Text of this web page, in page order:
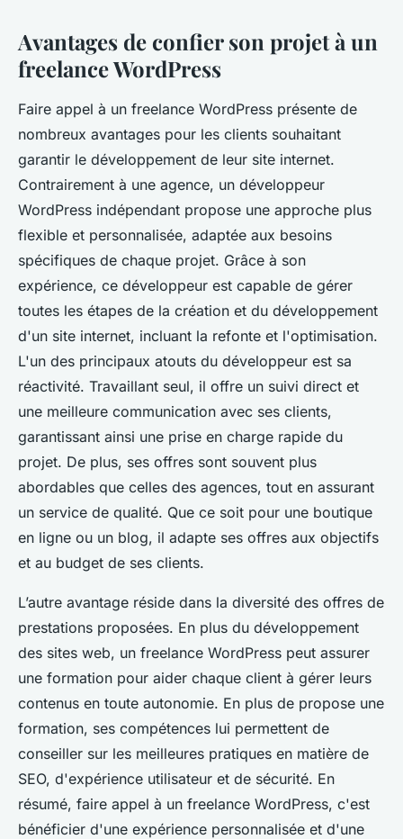
Avantages de confier son projet à un
freelance WordPress
Faire appel à un freelance WordPress présente de
nombreux avantages pour les clients souhaitant
garantir le développement de leur site internet.
Contrairement à une agence, un développeur
WordPress indépendant propose une approche plus
flexible et personnalisée, adaptée aux besoins
spécifiques de chaque projet. Grâce à son
expérience, ce développeur est capable de gérer
toutes les étapes de la création et du développement
d'un site internet, incluant la refonte et l'optimisation.
L'un des principaux atouts du développeur est sa
réactivité. Travaillant seul, il offre un suivi direct et
une meilleure communication avec ses clients,
garantissant ainsi une prise en charge rapide du
projet. De plus, ses offres sont souvent plus
abordables que celles des agences, tout en assurant
un service de qualité. Que ce soit pour une boutique
en ligne ou un blog, il adapte ses offres aux objectifs
et au budget de ses clients.
L’autre avantage réside dans la diversité des offres de
prestations proposées. En plus du développement
des sites web, un freelance WordPress peut assurer
une formation pour aider chaque client à gérer leurs
contenus en toute autonomie. En plus de propose une
formation, ses compétences lui permettent de
conseiller sur les meilleures pratiques en matière de
SEO, d'expérience utilisateur et de sécurité. En
résumé, faire appel à un freelance WordPress, c'est
bénéficier d'une expérience personnalisée et d'une